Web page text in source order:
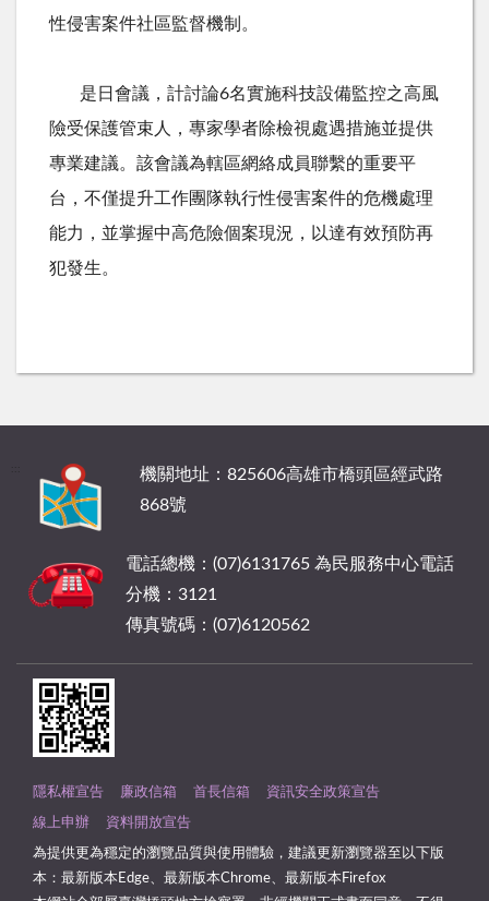
性侵害案件社區監督機制。
是日會議，計討論6名實施科技設備監控之高風
險受保護管束人，專家學者除檢視處遇措施並提供
專業建議。該會議為轄區網絡成員聯繫的重要平
台，不僅提升工作團隊執行性侵害案件的危機處理
能力，並掌握中高危險個案現況，以達有效預防再
犯發生。
機關地址：825606高雄市橋頭區經武路
868號
電話總機：(07)6131765 為民服務中心電話
分機：3121
傳真號碼：(07)6120562
隱私權宣告 廉政信箱 首長信箱 資訊安全政策宣告
線上申辦 資料開放宣告
為提供更為穩定的瀏覽品質與使用體驗，建議更新瀏覽器至以下版
本：最新版本Edge、最新版本Chrome、最新版本Firefox